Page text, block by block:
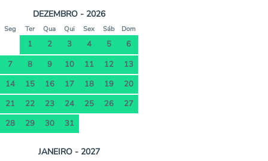
DEZEMBRO - 2026
Seg Ter Qua Qui Sex Sáb Dom
1 2 3 4 5
6
7
8 9 10 11 12
13
14
15 16 17 18 19
20
21
22 23 24 25 26
27
28
29 30 31
JANEIRO - 2027